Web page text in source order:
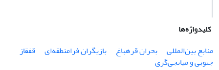
کلیدواژه‌ها
منابع بین‌المللی
بحران قره‫باغ بازیگران فرامنطقه‌ای
قفقاز
جنوبی و میانجی‌گری